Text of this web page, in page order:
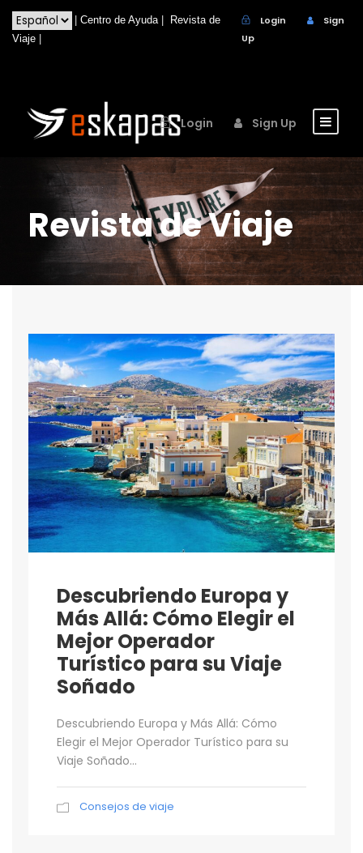
Centro de Ayuda|
Revista de
Viaje
Login
Sign
Up
Login Sign Up
Revista de Viaje
Descubriendo Europa y
Más Allá: Cómo Elegir el
Mejor Operador
Turístico para su Viaje
Soñado
Descubriendo Europa y Más Allá: Cómo
Elegir el Mejor Operador Turístico para su
Viaje Soñado...
Consejos de viaje